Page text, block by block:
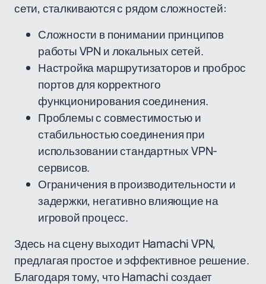
сети, сталкиваются с рядом сложностей:
Сложности в понимании принципов
работы VPN и локальных сетей.
Настройка маршрутизаторов и проброс
портов для корректного
функционирования соединения.
Проблемы с совместимостью и
стабильностью соединения при
использовании стандартных VPN-
сервисов.
Ограничения в производительности и
задержки, негативно влияющие на
игровой процесс.
Здесь на сцену выходит Hamachi VPN,
предлагая простое и эффективное решение.
Благодаря тому, что Hamachi создает